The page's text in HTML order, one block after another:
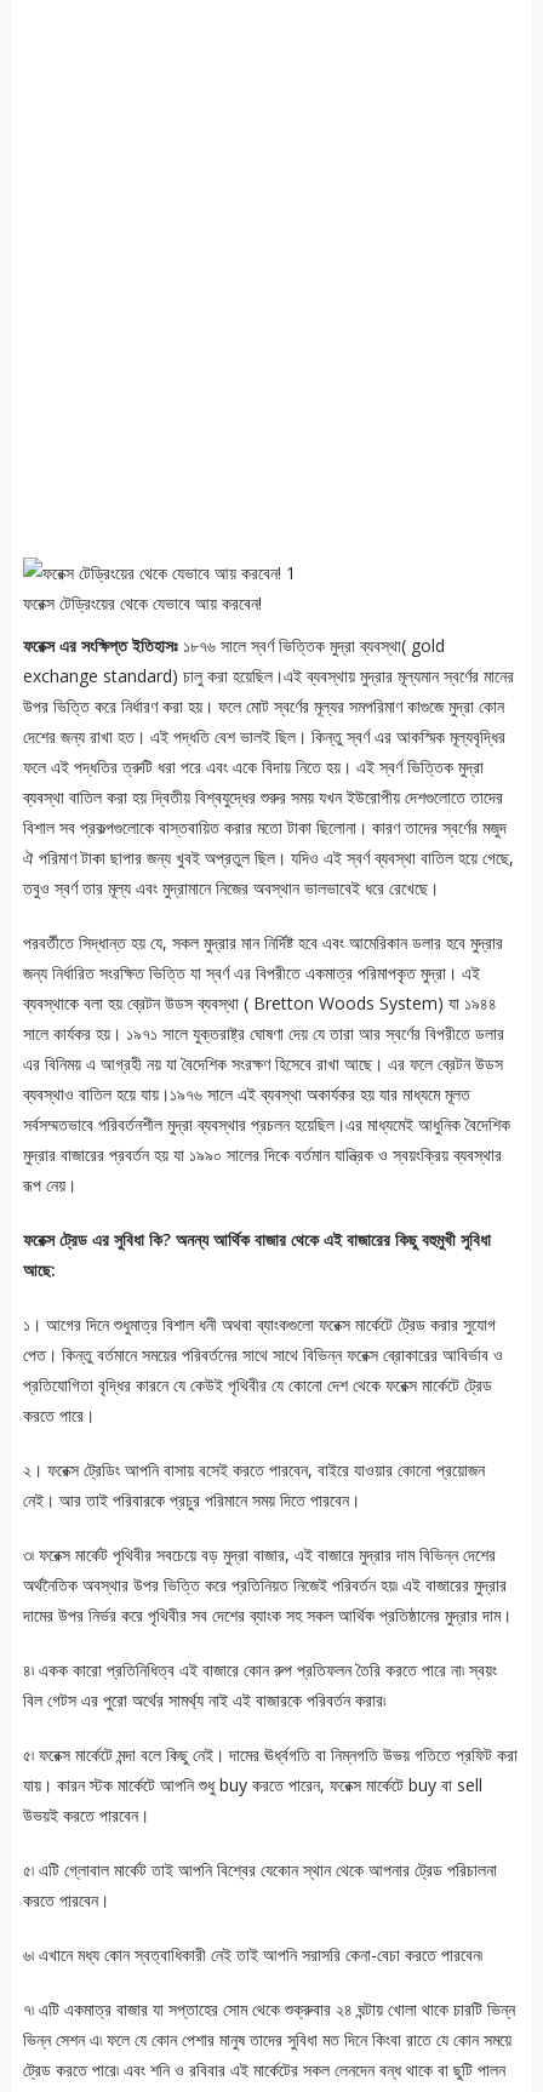
ফরেক্স টেড্রিংয়ের থেকে যেভাবে আয় করবেন!
ফরেক্স এর সংক্ষিপ্ত ইতিহাসঃ ১৮৭৬ সালে স্বর্ণ ভিত্তিক মুদ্রা ব্যবস্থা( gold
exchange standard) চালু করা হয়েছিল।এই ব্যবস্থায় মুদ্রার মূল্যমান স্বর্ণের মানের
উপর ভিত্তি করে নির্ধারণ করা হয়। ফলে মোট স্বর্ণের মূল্যর সমপরিমাণ কাগুজে মুদ্রা কোন
দেশের জন্য রাখা হত। এই পদ্ধতি বেশ ভালই ছিল। কিন্তু স্বর্ণ এর আকস্মিক মূল্যবৃদ্ধির
ফলে এই পদ্ধতির ত্রুটি ধরা পরে এবং একে বিদায় নিতে হয়। এই স্বর্ণ ভিত্তিক মুদ্রা
ব্যবস্থা বাতিল করা হয় দ্বিতীয় বিশ্বযুদ্ধের শুরুর সময় যখন ইউরোপীয় দেশগুলোতে তাদের
বিশাল সব প্রকল্পগুলোকে বাস্তবায়িত করার মতো টাকা ছিলোনা। কারণ তাদের স্বর্ণের মজুদ
ঐ পরিমাণ টাকা ছাপার জন্য খুবই অপ্রতুল ছিল। যদিও এই স্বর্ণ ব্যবস্থা বাতিল হয়ে গেছে,
তবুও স্বর্ণ তার মূল্য এবং মুদ্রামানে নিজের অবস্থান ভালভাবেই ধরে রেখেছে।
পরবর্তীতে সিদ্ধান্ত হয় যে, সকল মুদ্রার মান নির্দিষ্ট হবে এবং আমেরিকান ডলার হবে মুদ্রার
জন্য নির্ধারিত সংরক্ষিত ভিত্তি যা স্বর্ণ এর বিপরীতে একমাত্র পরিমাপকৃত মুদ্রা। এই
ব্যবস্থাকে বলা হয় ব্রেটন উডস ব্যবস্থা ( Bretton Woods System) যা ১৯৪৪
সালে কার্যকর হয়। ১৯৭১ সালে যুক্তরাষ্ট্র ঘোষণা দেয় যে তারা আর স্বর্ণের বিপরীতে ডলার
এর বিনিময় এ আগ্রহী নয় যা বৈদেশিক সংরক্ষণ হিসেবে রাখা আছে। এর ফলে ব্রেটন উডস
ব্যবস্থাও বাতিল হয়ে যায়।১৯৭৬ সালে এই ব্যবস্থা অকার্যকর হয় যার মাধ্যমে মূলত
সর্বসম্মতভাবে পরিবর্তনশীল মুদ্রা ব্যবস্থার প্রচলন হয়েছিল।এর মাধ্যমেই আধুনিক বৈদেশিক
মুদ্রার বাজারের প্রবর্তন হয় যা ১৯৯০ সালের দিকে বর্তমান যান্ত্রিক ও স্বয়ংক্রিয় ব্যবস্থার
রূপ নেয়।
ফরেক্স ট্রেড এর সুবিধা কি? অনন্য আর্থিক বাজার থেকে এই বাজারের কিছু বহুমুখী সুবিধা
আছে:
১। আগের দিনে শুধুমাত্র বিশাল ধনী অথবা ব্যাংকগুলো ফরেক্স মার্কেটে ট্রেড করার সুযোগ
পেত। কিন্তু বর্তমানে সময়ের পরিবর্তনের সাথে সাথে বিভিন্ন ফরেক্স ব্রোকারের আবির্ভাব ও
প্রতিযোগিতা বৃদ্ধির কারনে যে কেউই পৃথিবীর যে কোনো দেশ থেকে ফরেক্স মার্কেটে ট্রেড
করতে পারে।
২। ফরেক্স ট্রেডিং আপনি বাসায় বসেই করতে পারবেন, বাইরে যাওয়ার কোনো প্রয়োজন
নেই। আর তাই পরিবারকে প্রচুর পরিমানে সময় দিতে পারবেন।
৩৷ ফরেক্স মার্কেট পৃথিবীর সবচেয়ে বড় মুদ্রা বাজার, এই বাজারে মুদ্রার দাম বিভিন্ন দেশের
অর্থনৈতিক অবস্থার উপর ভিত্তি করে প্রতিনিয়ত নিজেই পরিবর্তন হয়৷ এই বাজারের মুদ্রার
দামের উপর নির্ভর করে পৃথিবীর সব দেশের ব্যাংক সহ সকল আর্থিক প্রতিষ্ঠানের মুদ্রার দাম।
৪৷ একক কারো প্রতিনিধিত্ব এই বাজারে কোন রুপ প্রতিফলন তৈরি করতে পারে না৷ স্বয়ং
বিল গেটস এর পুরো অর্থের সামর্থ্য নাই এই বাজারকে পরিবর্তন করার৷
৫৷ ফরেক্স মার্কেটে মন্দা বলে কিছু নেই। দামের ঊর্ধ্বগতি বা নিম্নগতি উভয় গতিতে প্রফিট করা
যায়। কারন স্টক মার্কেটে আপনি শুধু buy করতে পারেন, ফরেক্স মার্কেটে buy বা sell
উভয়ই করতে পারবেন।
৫৷ এটি গ্লোবাল মার্কেট তাই আপনি বিশ্বের যেকোন স্থান থেকে আপনার ট্রেড পরিচালনা
করতে পারবেন।
৬৷ এখানে মধ্য কোন স্বত্বাধিকারী নেই তাই আপনি সরাসরি কেনা-বেচা করতে পারবেন৷
৭৷ এটি একমাত্র বাজার যা সপ্তাহের সোম থেকে শুক্রুবার ২৪ ঘন্টায় খোলা থাকে চারটি ভিন্ন
ভিন্ন সেশন এ৷ ফলে যে কোন পেশার মানুষ তাদের সুবিধা মত দিনে কিংবা রাতে যে কোন সময়ে
ট্রেড করতে পারে৷ এবং শনি ও রবিবার এই মার্কেটের সকল লেনদেন বন্ধ থাকে বা ছুটি পালন